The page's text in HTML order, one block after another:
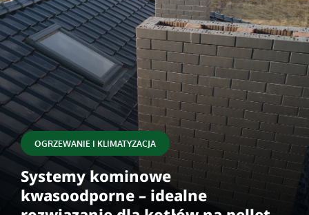
OGRZEWANIE I KLIMATYZACJA
Systemy kominowe
kwasoodporne – idealne